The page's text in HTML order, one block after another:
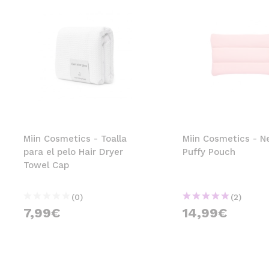
Miin Cosmetics - Toalla
para el pelo Hair Dryer
Towel Cap
(0)
7,99€
Miin Cosmetics -
Puffy Pouch
(2)
14,99€